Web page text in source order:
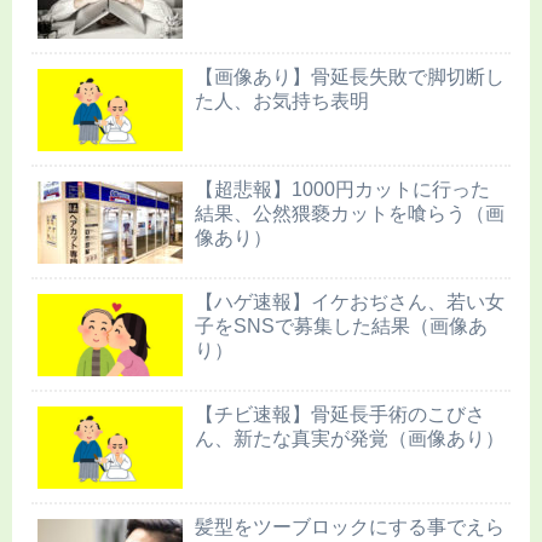
【画像あり】骨延長失敗で脚切断し
た人、お気持ち表明
【超悲報】1000円カットに行った
結果、公然猥褻カットを喰らう（画
像あり）
【ハゲ速報】イケおぢさん、若い女
子をSNSで募集した結果（画像あ
り）
【チビ速報】骨延長手術のこびさ
ん、新たな真実が発覚（画像あり）
髪型をツーブロックにする事でえら